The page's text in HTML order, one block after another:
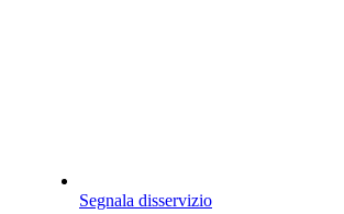
Segnala disservizio